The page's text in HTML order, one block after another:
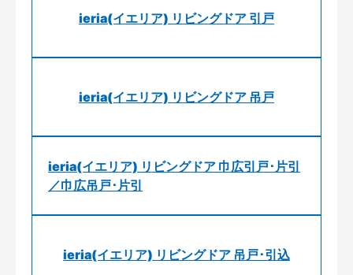
ieria(イエリア) リビングドア 引戸
ieria(イエリア) リビングドア 吊戸
ieria(イエリア) リビングドア 巾広引戸･片引
／巾広吊戸･片引
ieria(イエリア) リビングドア 吊戸･引込